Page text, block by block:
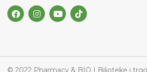
© 2022 Pharmacy & BIO | Biljoteke i